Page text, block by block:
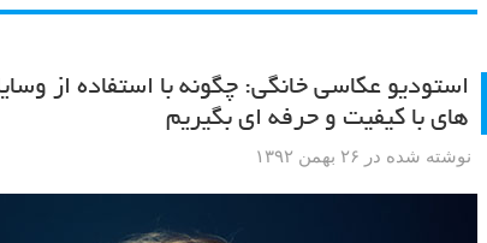
استودیو عکاسی خانگی: چگونه با استفاده از
های با کیفیت و حرفه ای بگیریم
نوشته شده در ۲۶ بهمن ۱۳۹۲